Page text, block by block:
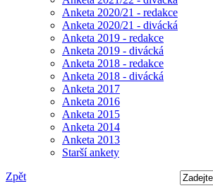
Anketa 2020/21 - redakce
Anketa 2020/21 - divácká
Anketa 2019 - redakce
Anketa 2019 - divácká
Anketa 2018 - redakce
Anketa 2018 - divácká
Anketa 2017
Anketa 2016
Anketa 2015
Anketa 2014
Anketa 2013
Starší ankety
Zpět